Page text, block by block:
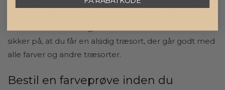
sikker på, at du får en alsidig træsort, der går godt med
alle farver og andre træsorter.
Bestil en farveprøve inden du